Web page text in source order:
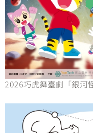
2026巧虎舞臺劇「銀河